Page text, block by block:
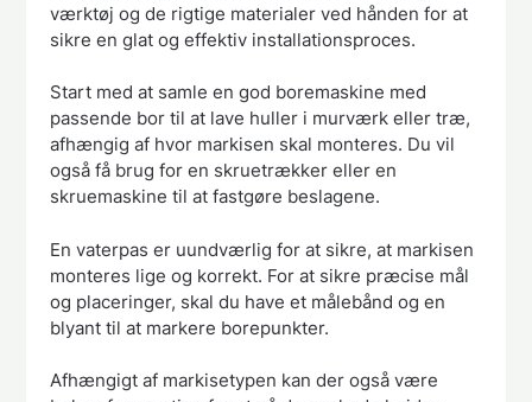
værktøj og de rigtige materialer ved hånden for at
sikre en glat og effektiv installationsproces.
Start med at samle en god boremaskine med
passende bor til at lave huller i murværk eller træ,
afhængig af hvor markisen skal monteres. Du vil
også få brug for en skruetrækker eller en
skruemaskine til at fastgøre beslagene.
En vaterpas er uundværlig for at sikre, at markisen
monteres lige og korrekt. For at sikre præcise mål
og placeringer, skal du have et målebånd og en
blyant til at markere borepunkter.
Afhængigt af markisetypen kan der også være